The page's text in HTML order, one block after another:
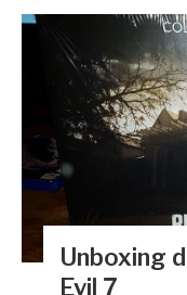
Unboxing
Evil 7